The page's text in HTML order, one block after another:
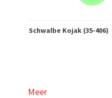
Schwalbe Kojak (35-406)
Meer